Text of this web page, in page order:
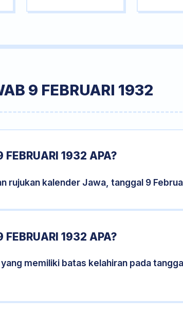
9 FEBRUARI 1932
FEBRUARI 1932 APA?
rujukan kalender Jawa, tanggal 9
FEBRUARI 1932 APA?
memiliki batas kelahiran pada